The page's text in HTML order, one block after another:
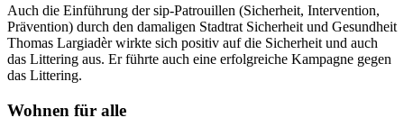
Auch die Einführung der sip-Patrouillen (Sicherheit, Intervention,
Prävention) durch den damaligen Stadtrat Sicherheit und Gesundheit
Thomas Largiadèr wirkte sich positiv auf die Sicherheit und auch
das Littering aus. Er führte auch eine erfolgreiche Kampagne gegen
das Littering.
Wohnen für alle